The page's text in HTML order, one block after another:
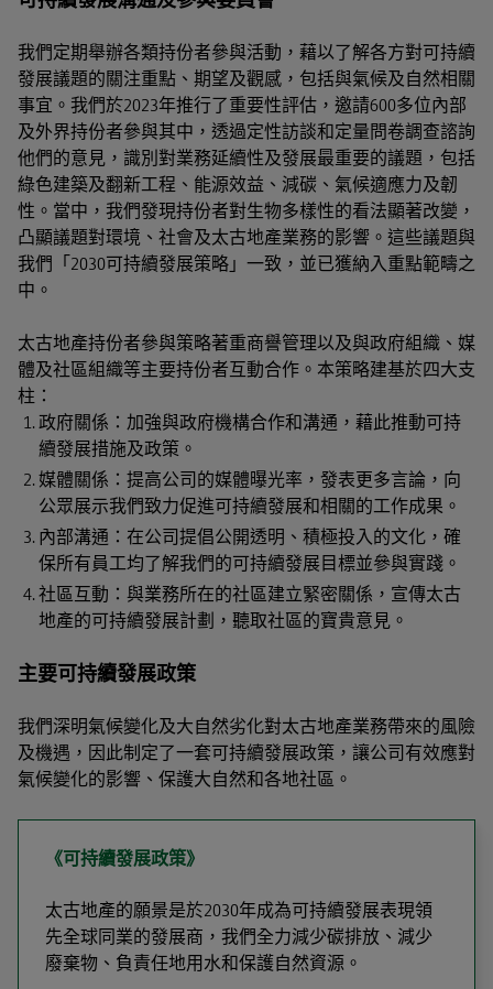
我們定期舉辦各類持份者參與活動，藉以了解各方對可持續
發展議題的關注重點、期望及觀感，包括與氣候及自然相關
事宜。我們於2023年推行了重要性評估，邀請600多位內部
及外界持份者參與其中，透過定性訪談和定量問卷調查諮詢
他們的意見，識別對業務延續性及發展最重要的議題，包括
綠色建築及翻新工程、能源效益、減碳、氣候適應力及韌
性。當中，我們發現持份者對生物多樣性的看法顯著改變，
凸顯議題對環境、社會及太古地產業務的影響。這些議題與
我們「2030可持續發展策略」一致，並已獲納入重點範疇之
中。
太古地產持份者參與策略著重商譽管理以及與政府組織、媒
體及社區組織等主要持份者互動合作。本策略建基於四大支
柱：
政府關係：加強與政府機構合作和溝通，藉此推動可持
續發展措施及政策。
媒體關係：提高公司的媒體曝光率，發表更多言論，向
公眾展示我們致力促進可持續發展和相關的工作成果。
內部溝通：在公司提倡公開透明、積極投入的文化，確
保所有員工均了解我們的可持續發展目標並參與實踐。
社區互動：與業務所在的社區建立緊密關係，宣傳太古
地產的可持續發展計劃，聽取社區的寶貴意見。
主要可持續發展政策
我們深明氣候變化及大自然劣化對太古地產業務帶來的風險
及機遇，因此制定了一套可持續發展政策，讓公司有效應對
氣候變化的影響、保護大自然和各地社區。
《可持續發展政策》
太古地產的願景是於2030年成為可持續發展表現領
先全球同業的發展商，我們全力減少碳排放、減少
廢棄物、負責任地用水和保護自然資源。